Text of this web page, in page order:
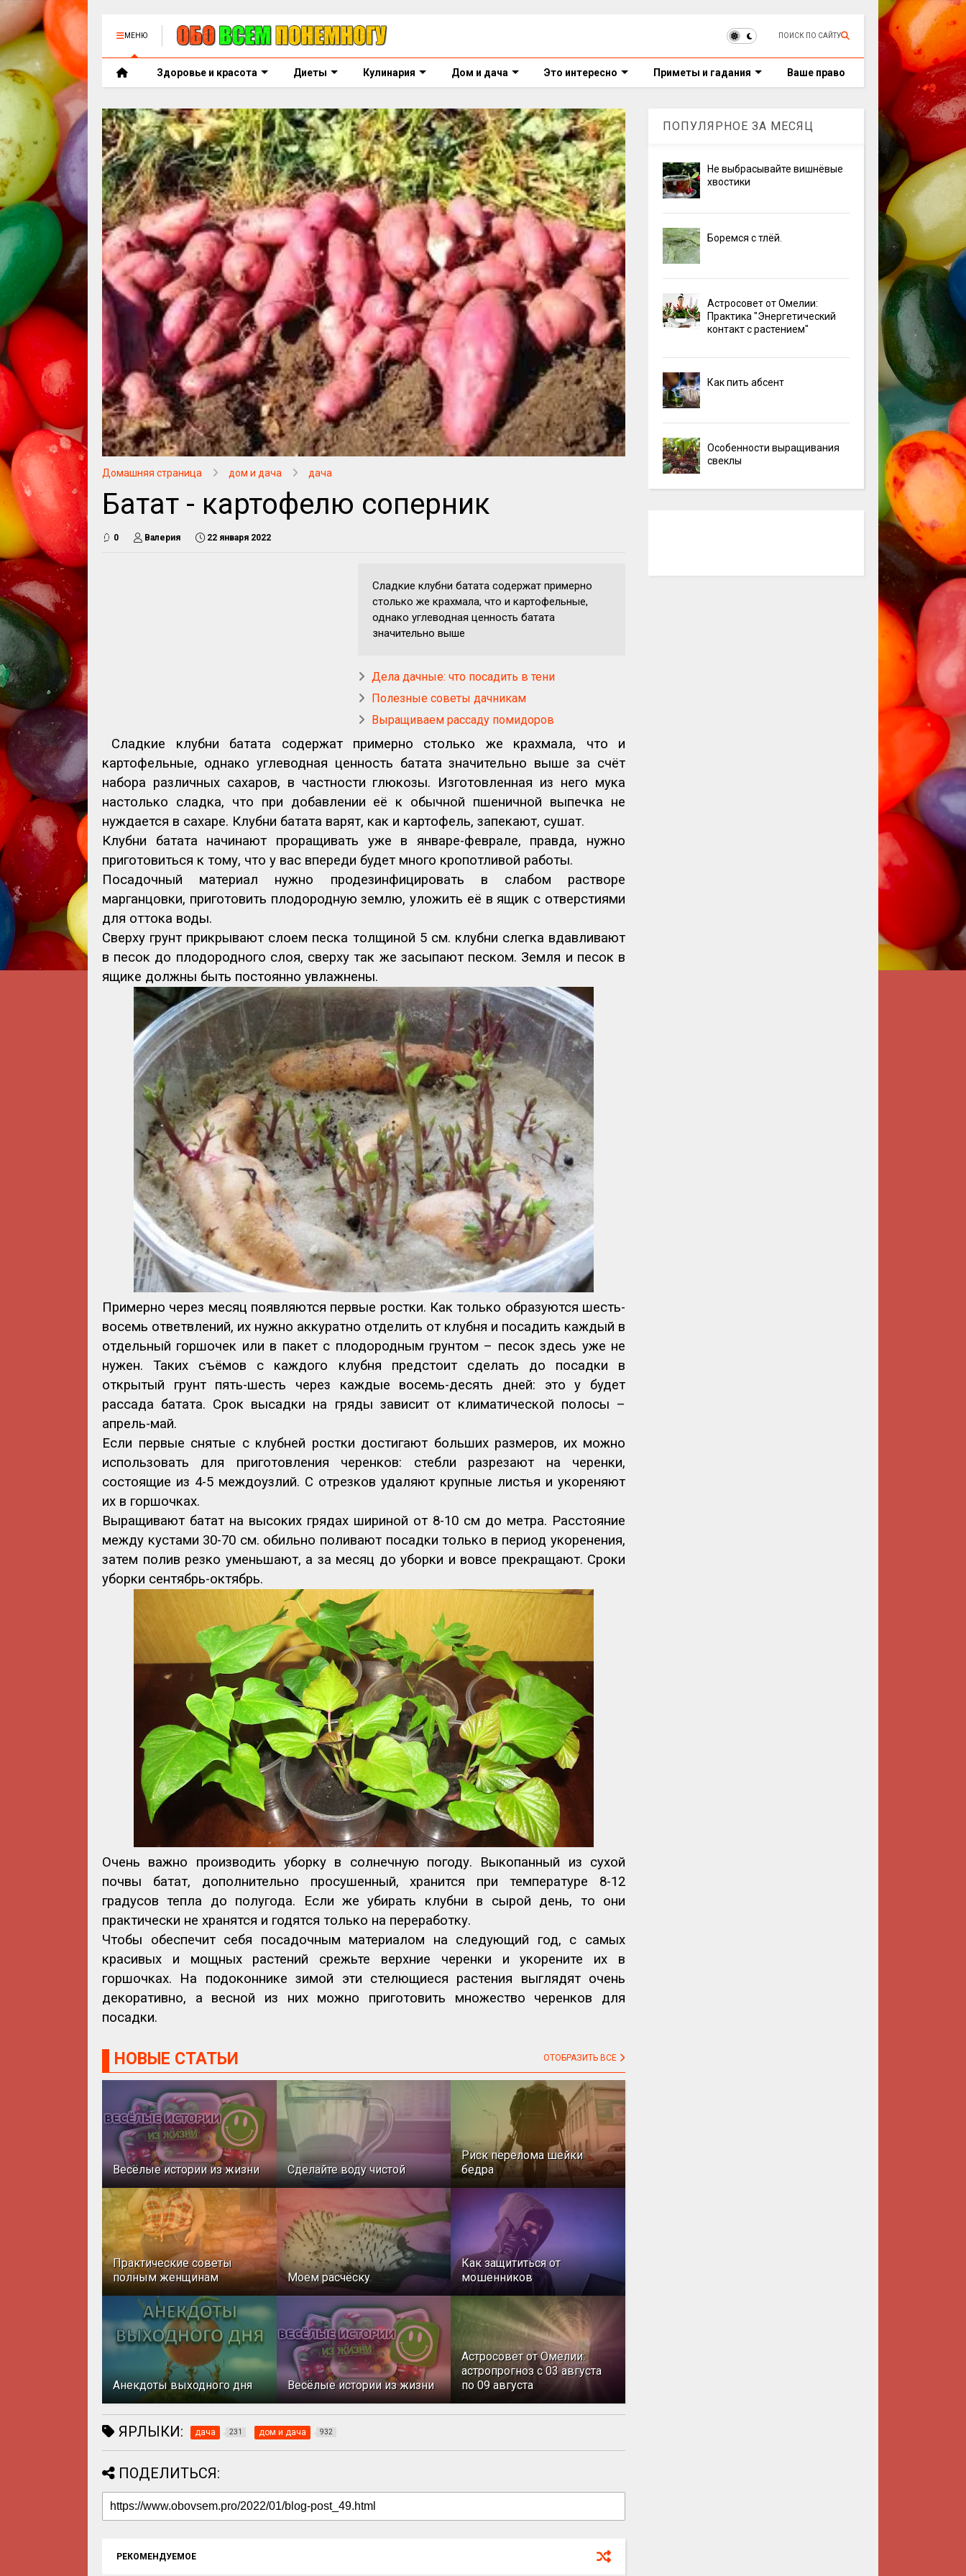
МЕНЮ ПОИСК ПО САЙТУ
Здоровье и красота Диеты Кулинария Дом и дача Это интересно Приметы и гадания Ваше право
Домашняя страница дом и дача дача
Батат - картофелю соперник
0 Валерия 22 января 2022
Сладкие клубни батата содержат примерно
столько же крахмала, что и картофельные,
однако углеводная ценность батата
значительно выше
Дела дачные: что посадить в тени
Полезные советы дачникам
Выращиваем рассаду помидоров
Сладкие клубни батата содержат примерно столько же крахмала, что и
картофельные, однако углеводная ценность батата значительно выше за счёт
набора различных сахаров, в частности глюкозы. Изготовленная из него мука
настолько сладка, что при добавлении её к обычной пшеничной выпечка не
нуждается в сахаре. Клубни батата варят, как и картофель, запекают, сушат.
Клубни батата начинают проращивать уже в январе-феврале, правда, нужно
приготовиться к тому, что у вас впереди будет много кропотливой работы.
Посадочный материал нужно продезинфицировать в слабом растворе
марганцовки, приготовить плодородную землю, уложить её в ящик с отверстиями
для оттока воды.
Сверху грунт прикрывают слоем песка толщиной 5 см. клубни слегка вдавливают
в песок до плодородного слоя, сверху так же засыпают песком. Земля и песок в
ящике должны быть постоянно увлажнены.
Примерно через месяц появляются первые ростки. Как только образуются шесть-
восемь ответвлений, их нужно аккуратно отделить от клубня и посадить каждый в
отдельный горшочек или в пакет с плодородным грунтом – песок здесь уже не
нужен. Таких съёмов с каждого клубня предстоит сделать до посадки в
открытый грунт пять-шесть через каждые восемь-десять дней: это у будет
рассада батата. Срок высадки на гряды зависит от климатической полосы –
апрель-май.
Если первые снятые с клубней ростки достигают больших размеров, их можно
использовать для приготовления черенков: стебли разрезают на черенки,
состоящие из 4-5 междоузлий. С отрезков удаляют крупные листья и укореняют
их в горшочках.
Выращивают батат на высоких грядах шириной от 8-10 см до метра. Расстояние
между кустами 30-70 см. обильно поливают посадки только в период укоренения,
затем полив резко уменьшают, а за месяц до уборки и вовсе прекращают. Сроки
уборки сентябрь-октябрь.
Очень важно производить уборку в солнечную погоду. Выкопанный из сухой
почвы батат, дополнительно просушенный, хранится при температуре 8-12
градусов тепла до полугода. Если же убирать клубни в сырой день, то они
практически не хранятся и годятся только на переработку.
Чтобы обеспечит себя посадочным материалом на следующий год, с самых
красивых и мощных растений срежьте верхние черенки и укорените их в
горшочках. На подоконнике зимой эти стелющиеся растения выглядят очень
декоративно, а весной из них можно приготовить множество черенков для
посадки.
НОВЫЕ СТАТЬИ ОТОБРАЗИТЬ ВСЕ
Весёлые истории из жизни Сделайте воду чистой
Риск перелома шейки
бедра
Практические советы
полным женщинам
Моем расчёску
Как защититься от
мошенников
Анекдоты выходного дня Весёлые истории из жизни
Астросовет от Омелии:
астропрогноз с 03 августа
по 09 августа
ЯРЛЫКИ: дача 231 дом и дача 932
ПОДЕЛИТЬСЯ:
РЕКОМЕНДУЕМОЕ
ПОПУЛЯРНОЕ ЗА МЕСЯЦ
Не выбрасывайте вишнёвые
хвостики
Боремся с тлёй.
Астросовет от Омелии:
Практика "Энергетический
контакт с растением"
Как пить абсент
Особенности выращивания
свеклы